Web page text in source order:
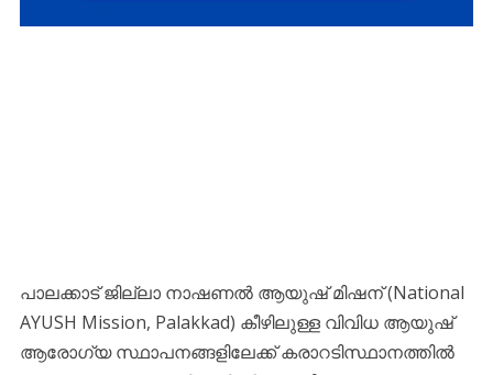
പാലക്കാട് ജില്ലാ നാഷണൽ ആയുഷ് മിഷന് (National
AYUSH Mission, Palakkad) കീഴിലുള്ള വിവിധ ആയുഷ്
ആരോഗ്യ സ്ഥാപനങ്ങളിലേക്ക് കരാറടിസ്ഥാനത്തിൽ